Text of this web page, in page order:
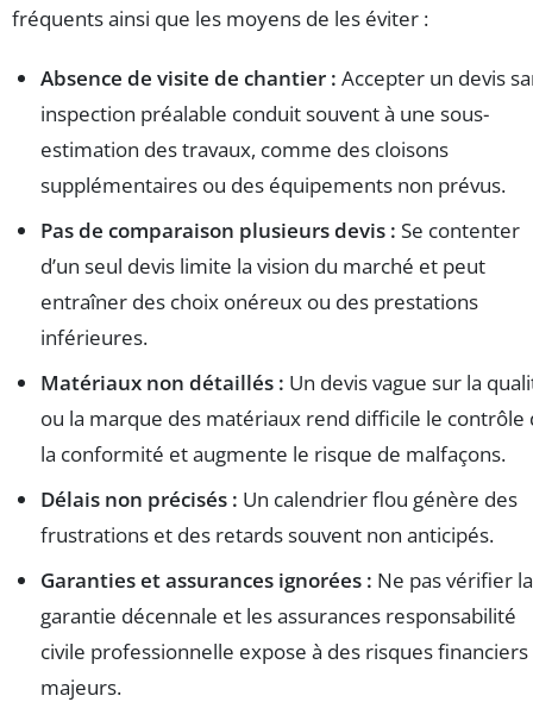
fréquents ainsi que les moyens de les éviter :
Absence de visite de chantier : Accepter un devis
inspection préalable conduit souvent à une sous-
estimation des travaux, comme des cloisons
supplémentaires ou des équipements non prévus.
Pas de comparaison plusieurs devis : Se contenter
d’un seul devis limite la vision du marché et peut
entraîner des choix onéreux ou des prestations
inférieures.
Matériaux non détaillés : Un devis vague sur la
ou la marque des matériaux rend difficile le contrôle
la conformité et augmente le risque de malfaçons.
Délais non précisés : Un calendrier flou génère des
frustrations et des retards souvent non anticipés.
Garanties et assurances ignorées : Ne pas vérifier la
garantie décennale et les assurances responsabilité
civile professionnelle expose à des risques financiers
majeurs.